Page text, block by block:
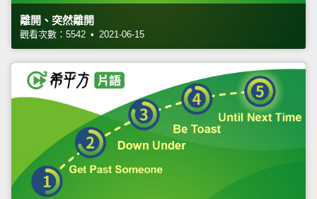
離開、突然離開
觀看次數：5542 • 2021-06-15